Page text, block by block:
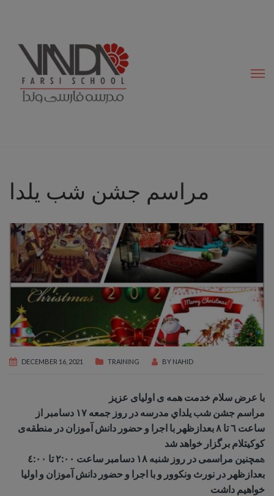
مراسم جشن شب یلدا
DECEMBER 16, 2021 TRAINING BY NAHID
با عرض سلام خدمت همه ى اولياى عزيز
مراسم جشن شب يلداي مدرسه در روز جمعه ۱۷ دسامبر از
ساعت ٦ تا ٨ بعدازظهر با اجرا و حضور دانش آموزان در منطقه‌ى
كوكيتلام برگزار خواهد شد
ه
مچنين مراسمى در روز شنبه ١٨ دسامبر ساعت ٢:٠٠ تا ٤:٠٠
بعدازظهر در نورث ونکوور و با اجرا و حضور دانش آموزان و اوليا
خواهيم داشت